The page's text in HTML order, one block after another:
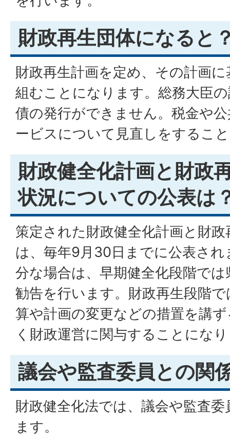
財政再生団体になると
財政再生計画を定め、その計画
組むことになります。総務大臣
債の発行ができません。税金や
ービスについて見直しをするこ
財政健全化計画と財政
状況についての公表は
策定された財政健全化計画と財
は、毎年9月30日までに公表さ
分な場合は、早期健全化段階で
勧告を行います。財政再生段階
算や計画の変更などの措置を講
く財政運営に関与することにな
議会や監査委員との関
財政健全化法では、議会や監査
ます。